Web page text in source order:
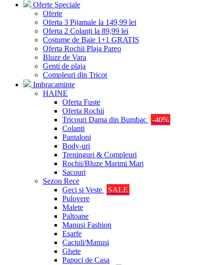
Oferte Speciale
Oferte
Oferta 3 Pijamale la 149,99 lei
Oferta 2 Colanți la 89,99 lei
Costume de Baie 1+1 GRATIS
Oferta Rochii Plaja Pareo
Bluze de Vara
Genti de plaja
Compleuri din Tricot
Imbracaminte
HAINE
Oferta Fuste
Oferta Rochii
Tricouri Dama din Bumbac
-40%
Colanti
Pantaloni
Body-uri
Treninguri & Compleuri
Rochii/Bluze Marimi Mari
Sacouri
Sezon Rece
Geci si Veste
SALE
Pulovere
Malete
Paltoane
Manusi Fashion
Esarfe
Caciuli/Manusi
Ghete
Papuci de Casa